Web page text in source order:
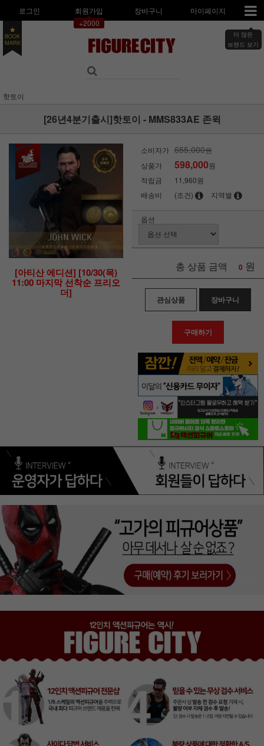
로그인
회원가입
+2000
장바구니 마이페이지
더 많은
브랜드 보기
BOOK
MARK
핫토이
[26년4분기출시]핫토이 - MMS833AE 존윅
[아티산 에디션] [10/30(목)
11:00 마지막 선착순 프리오
더]
소비자가 655,000원
상품가
598,000원
적립금
11,960원
배송비
(조건) 지역별
옵션
총 상품 금액 0 원
관심상품 장바구니
구매하기